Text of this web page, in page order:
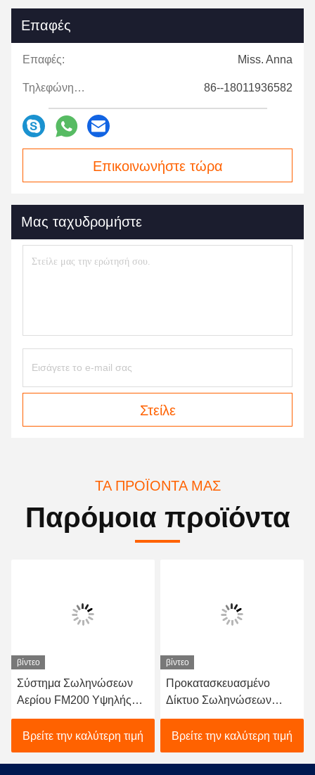
Επαφές
Επαφές: Miss. Anna
Τηλεφώνημα: 86--18011936582
Επικοινωνήστε τώρα
Μας ταχυδρομήστε
Στείλε
ΤΑ ΠΡΟΪΌΝΤΑ ΜΑΣ
Παρόμοια προϊόντα
βίντεο
Σύστημα Σωληνώσεων
Αερίου FM200 Υψηλής
Χωρητικότητας -
Επαγγελματικός
Εξοπλισμός Πυρόσβεσης
Βρείτε την καλύτερη τιμή
βίντεο
Προκατασκευασμένο
Δίκτυο Σωληνώσεων
Αερίου FM200 - Αξιόπιστο
Σύστημα Αδρανούς
Αερίου για Σταθμούς
Παραγωγής Ενέργειας
Βρείτε την καλύτερη τιμή